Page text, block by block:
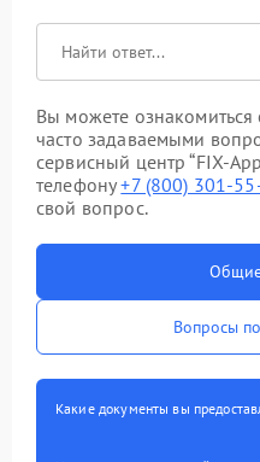
Вы можете
часто задаваемыми
сервисный центр “FIX-
телефону+7 (800) 301-
свой вопрос.
Вопросы
Какие документы вы